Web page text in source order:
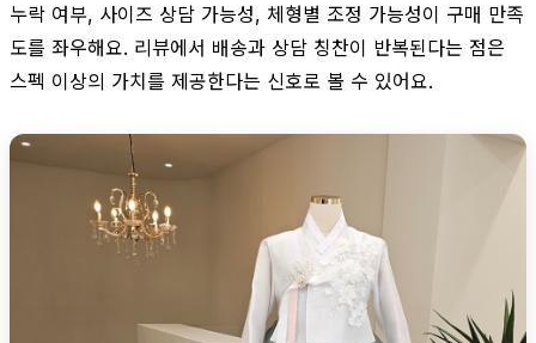
누락 여부, 사이즈 상담 가능성, 체형별 조정 가능성이 구매 만족
도를 좌우해요. 리뷰에서 배송과 상담 칭찬이 반복된다는 점은
스펙 이상의 가치를 제공한다는 신호로 볼 수 있어요.